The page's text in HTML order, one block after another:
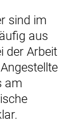
sind im
aus
der Arbeit
am